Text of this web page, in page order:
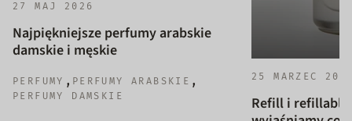
27 MAJ 2026
Najpiękniejsze perfumy arabskie
damskie i męskie
PERFUMY , PERFUMY ARABSKIE ,
PERFUMY DAMSKIE
25 MARZEC
Refill i refillable